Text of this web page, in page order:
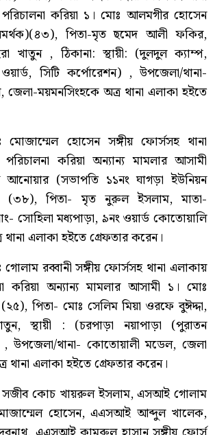
করিয়া ১। মোঃ আলমগীর হোসেন
পিতা-মৃত ছমেদ আলী ফকির,
খাতুন , ঠিকানা: স্থায়ী: (দুলদুল ক্যাম্প,
সিটি কর্পোরেশন) , উপজেলা/থানা-
জেলা-ময়মনসিংহকে অত্র থানা এলাকা হইতে
হোসেন সঙ্গীয় ফোর্সসহ থানা
করিয়া অন্যান্য মামলার আসামী
আনোয়ার (সভাপতি ১১নং ঘাগড়া ইউনিয়ন
(৩৮), পিতা- মৃত নুরুল ইসলাম, মাতা-
সোহিলা মধ্যপাড়া, ৯নং ওয়ার্ড কোতোয়ালি
এলাকা হইতে গ্রেফতার করেন।
রব্বানী সঙ্গীয় ফোর্সসহ থানা এলাকায়
করিয়া অন্যান্য মামলার আসামী ১। মোঃ
পিতা- মোঃ সেলিম মিয়া ওরফে বুঈদ্দা,
স্থায়ী : (চরপাড়া নয়াপাড়া (পুরাতন
উপজেলা/থানা- কোতোয়ালী মডেল, জেলা
থানা এলাকা হইতে গ্রেফতার করেন।
সজীব কোচ খায়রুল ইসলাম, এসআই গোলাম
হোসেন, এএসআই আব্দুল খালেক,